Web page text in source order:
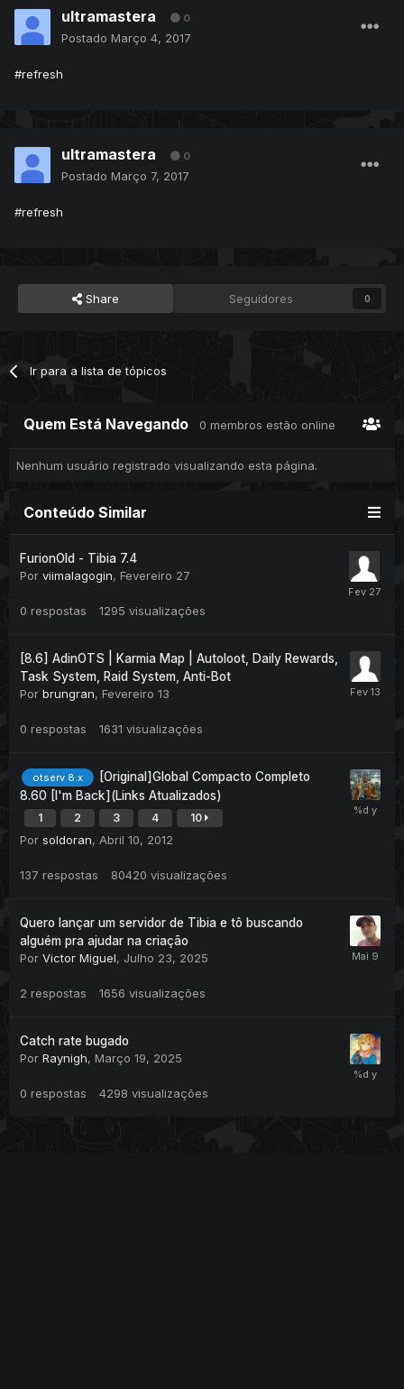
ultramastera 0
Postado Março 4, 2017
#refresh
ultramastera 0
Postado Março 7, 2017
#refresh
Share Seguidores 0
Ir para a lista de tópicos
Quem Está Navegando 0 membros estão online
Nenhum usuário registrado visualizando esta página.
Conteúdo Similar
FurionOld - Tibia 7.4
Por viimalagogin, Fevereiro 27
0 respostas 1295 visualizações
[8.6] AdinOTS | Karmia Map | Autoloot, Daily Rewards,
Task System, Raid System, Anti-Bot
Por brungran, Fevereiro 13
0 respostas 1631 visualizações
otserv 8.x
[Original]Global Compacto Completo
8.60 [I'm Back](Links Atualizados)
1 2 3 4 10
Por soldoran, Abril 10, 2012
137 respostas 80420 visualizações
Quero lançar um servidor de Tibia e tô buscando
alguém pra ajudar na criação
Por Victor Miguel, Julho 23, 2025
2 respostas 1656 visualizações
Catch rate bugado
Por Raynigh, Março 19, 2025
0 respostas 4298 visualizações